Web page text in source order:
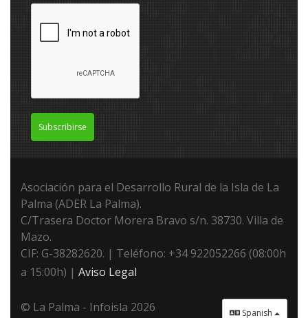
Subscribirse
Asociación para el Desarrollo Rural de la Isla de La
Palma (ADER La Palma).
C/Trasera Doctor Morera Bravo s/n. 38730. Villa de
Mazo.
CIF: G-38282620. | Teléfono: +34 922052266 (08:00h
a 15:00h) | Aviso Legal
Spanish
© La Palma - Infoisla 2026